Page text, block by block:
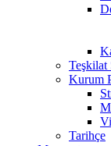
Teşkilat
Kurum
Tarihçe